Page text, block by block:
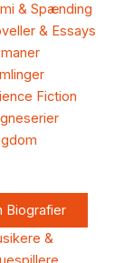
& Spænding
& Essays
Fiction
Biografier
&